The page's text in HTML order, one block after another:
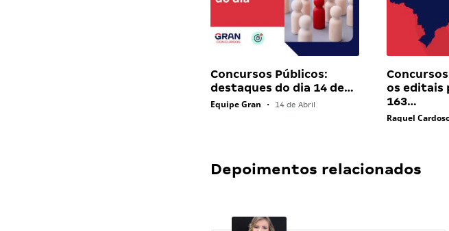
Concursos Públicos:
destaques do dia 14 de…
Equipe Gran • 14 de Abril
os editais
163…
Raquel
Depoimentos relacionados